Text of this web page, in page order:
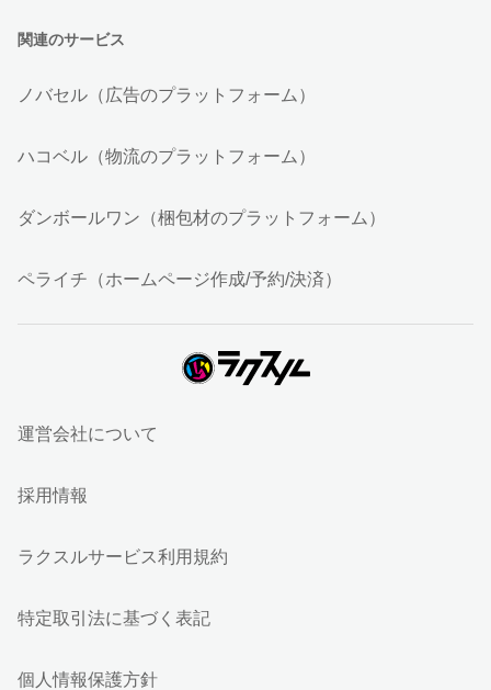
関連のサービス
ノバセル（広告のプラットフォーム）
ハコベル（物流のプラットフォーム）
ダンボールワン（梱包材のプラットフォーム）
ペライチ（ホームページ作成/予約/決済）
運営会社について
採用情報
ラクスルサービス利用規約
特定取引法に基づく表記
個人情報保護方針